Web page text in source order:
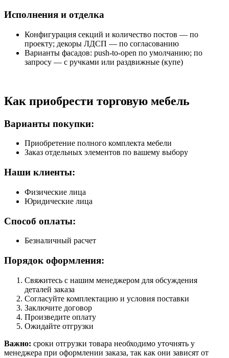
Исполнения и отделка
Конфигурация секций и количество постов — по
проекту; декоры ЛДСП — по согласованию
Варианты фасадов: push-to-open по умолчанию; по
запросу — с ручками или раздвижные (купе)
Как приобрести торговую мебель
Варианты покупки:
Приобретение полного комплекта мебели
Заказ отдельных элементов по вашему выбору
Наши клиенты:
Физические лица
Юридические лица
Способ оплаты:
Безналичный расчет
Порядок оформления:
Свяжитесь с нашим менеджером для обсуждения
деталей заказа
Согласуйте комплектацию и условия поставки
Заключите договор
Произведите оплату
Ожидайте отгрузки
Важно: сроки отгрузки товара необходимо уточнять у
менеджера при оформлении заказа, так как они зависят от